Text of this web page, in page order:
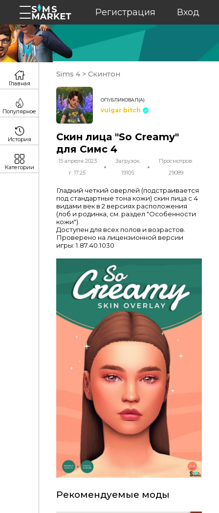
Регистрация Вход
Sims 4 > Скинтон
ОПУБЛИКОВАЛ(А)
vulgar bitch
Скин лица "So Creamy"
для Симс 4
15 апреля 2023
г. 17:25
Загрузок:
19105
Просмотров:
29089
Гладкий четкий оверлей (подстраивается
под стандартные тона кожи) скин лица с 4
видами век в 2 версиях расположения
(лоб и родинка, см. раздел "Особенности
кожи").
Доступен для всех полов и возрастов.
Проверено на лицензионной версии
игры: 1.87.40.1030
Рекомендуемые моды
Главная
Популярное
История
Категории